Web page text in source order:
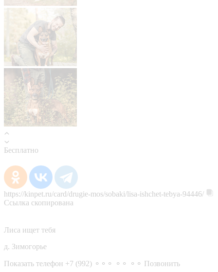
Бесплатно
https://kinpet.ru/card/drugie-mos/sobaki/lisa-ishchet-tebya-94446/
Ссылка скопирована
Лиса ищет тебя
д. Зимогорье
Показать телефон +7 (992) ⚬⚬⚬ ⚬⚬ ⚬⚬ Позвонить